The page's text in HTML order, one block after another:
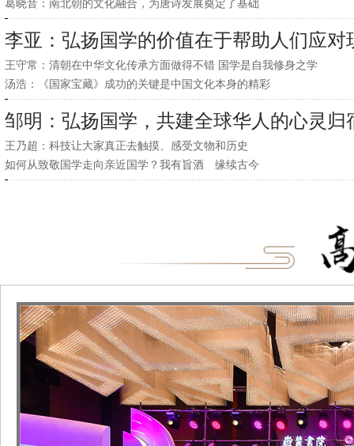
葛晓音：南北朝的文化融合，为唐诗发展奠定了基础
李亚：弘扬国学的价值在于帮助人们应对
王守常：清朝在中华文化传承方面做得不错 国学是自我修身之学
汤浩：《国家宝藏》成功的关键是中国文化本身的精彩
邹明：弘扬国学，共建全球华人的心灵归
王乃超：科技让大家真正去触摸、感受文物和历史
如何从致敬国学走向亲近国学？我有旨酒 缘续古今